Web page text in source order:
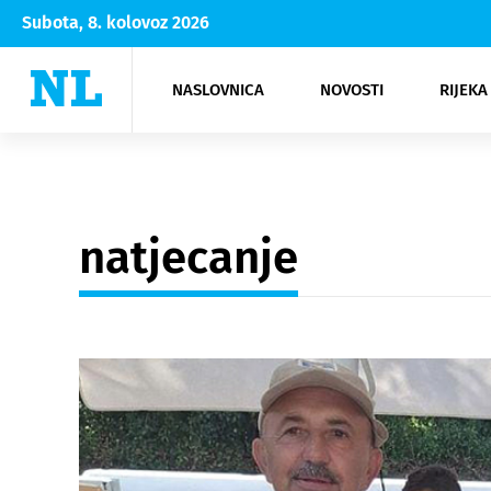
Subota, 8. kolovoz 2026
NASLOVNICA NOVOSTI
Rijeka Opatija
NK
Moda
Kultura
natjecanje